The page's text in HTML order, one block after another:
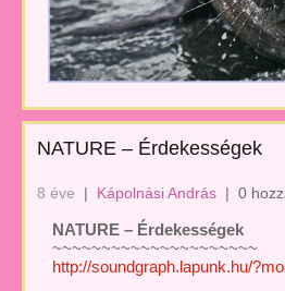
NATURE – Érdekességek
8 éve | Kápolnási András | 0
NATURE – Érdekességek
~~~~~~~~~~~~~~~~~~~~~
http://soundgraph.lapunk.hu/